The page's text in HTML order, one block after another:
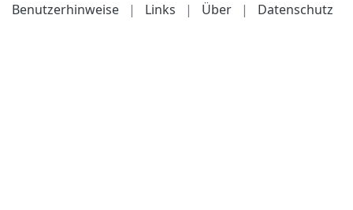
Benutzerhinweise
| Links | Über | Datenschutz